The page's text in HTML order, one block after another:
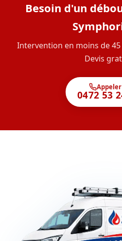
Besoin d'un
Intervention en moins de
Devis
0472 53